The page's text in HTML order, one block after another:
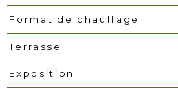
Format de chauffage
Terrasse
Exposition